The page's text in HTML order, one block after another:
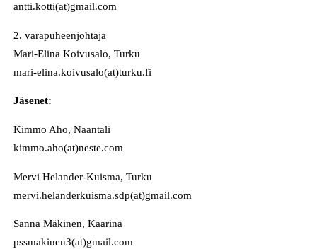
antti.kotti(at)gmail.com
2. varapuheenjohtaja
Mari-Elina Koivusalo, Turku
mari-elina.koivusalo(at)turku.fi
Jäsenet:
Kimmo Aho, Naantali
kimmo.aho(at)neste.com
Mervi Helander-Kuisma, Turku
mervi.helanderkuisma.sdp(at)gmail.com
Sanna Mäkinen, Kaarina
pssmakinen3(at)gmail.com